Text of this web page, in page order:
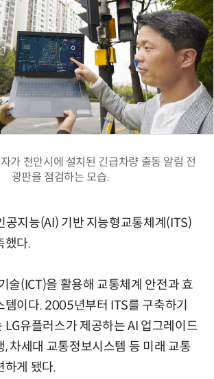
가 천안시에 설치된 긴급차량 출동 알림 전
광판을 점검하는 모습.
공지능(AI) 기반 지능형교통체계(ITS)
했다.
술(ICT)을 활용해 교통체계 안전과 효
템이다. 2005년부터 ITS를 구축하기
LG유플러스가 제공하는 AI 업그레이드
, 차세대 교통정보시스템 등 미래 교통
하게 됐다.